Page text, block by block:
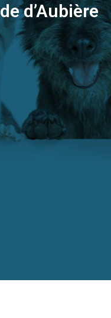
d’Aubière